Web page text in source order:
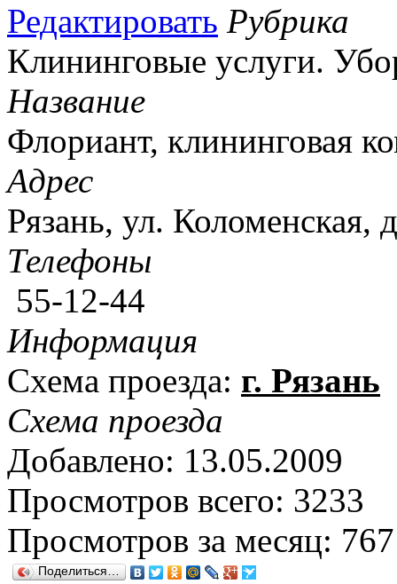
Редактировать Рубрика
Клининговые услуги.
Название
Флориант, клининговая
Адрес
Рязань, ул. Коломенская,
Телефоны
55-12-44
Информация
Схема проезда: г. Рязань
Схема проезда
Добавлено: 13.05.2009
Просмотров всего: 3233
Просмотров за месяц: 767
Поделиться…